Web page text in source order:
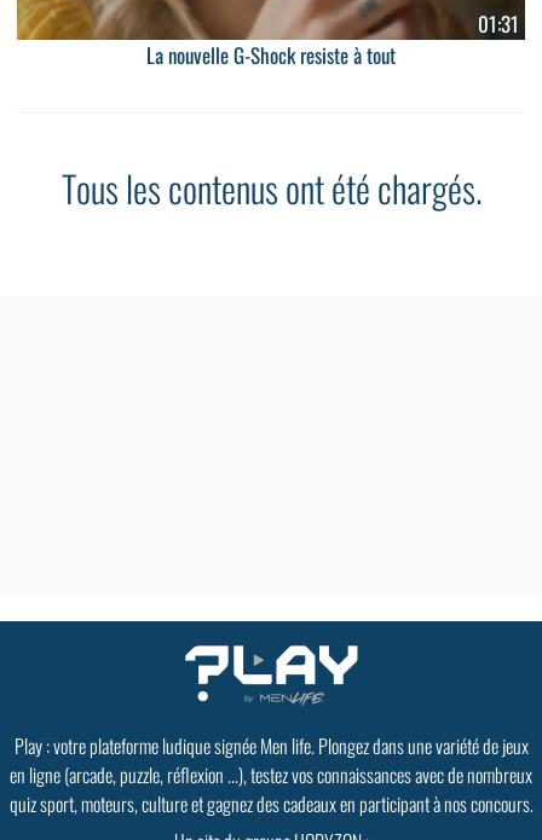
01:31
La nouvelle G-Shock resiste à tout
Tous les contenus ont été chargés.
Play : votre plateforme ludique signée Men life. Plongez dans une variété de jeux
en ligne (arcade, puzzle, réflexion ...), testez vos connaissances avec de nombreux
quiz sport, moteurs, culture et gagnez des cadeaux en participant à nos concours.